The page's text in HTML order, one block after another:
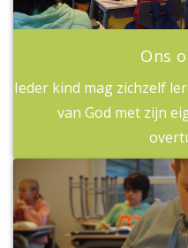
Ons
Ieder kind mag zichzelf
van God met zijn